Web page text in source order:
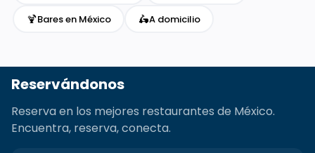
🍹Bares en México 🛵A domicilio
Reservándonos
Reserva en los mejores restaurantes de México.
Encuentra, reserva, conecta.